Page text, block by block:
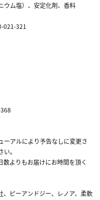
ウム塩）、安定化剤、香料
021-321
アルにより予告なしに変更さ
。
よりもお届けにお時間を頂く
、ピーアンドジー、レノア、柔軟